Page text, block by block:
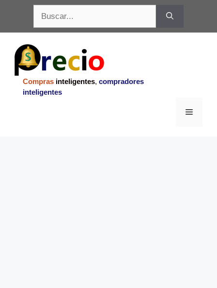
contenido
Compras inteligentes, compradores
inteligentes
Menu